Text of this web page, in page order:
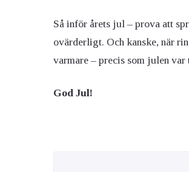
Så inför årets jul – prova att
ovärderligt. Och kanske, när
varmare – precis som julen var
God Jul!